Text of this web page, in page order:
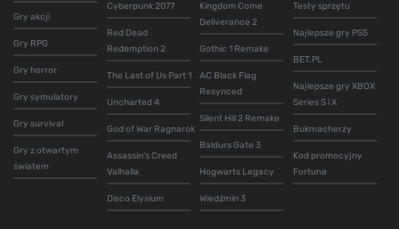
Gry akcji
Gry RPG
Gry horror
Gry symulatory
Gry survival
Gry z otwartym
światem
Cyberpunk 2077
Red Dead
Redemption 2
The Last of Us Part 1
Uncharted 4
God of War Ragnarok
Assassin's Creed
Valhalla
Disco Elysium
Kingdom Come
Deliverance 2
Gothic 1 Remake
AC Black Flag
Resynced
Silent Hill 2 Remake
Baldurs Gate 3
Hogwarts Legacy
Wiedźmin 3
Testy sprzętu
Najlepsze gry PS5
BET.PL
Najlepsze gry XBOX
Series S i X
Bukmacherzy
Kod promocyjny
Fortuna